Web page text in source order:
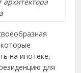
на ипотеке,
для